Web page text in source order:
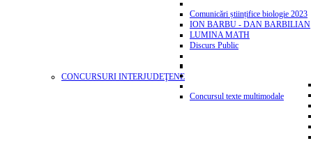
Comunicări științifice biologie 2023
ION BARBU - DAN BARBILIAN
LUMINA MATH
Discurs Public
CONCURSURI INTERJUDEŢENE
Concursul texte multimodale